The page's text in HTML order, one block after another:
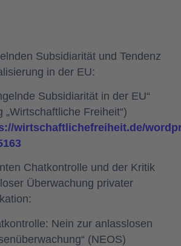
Subsidiarität und Tendenz
in der EU:
Subsidiarität in der EU“
„Wirtschaftliche Freiheit“)
wirtschaftlichefreiheit.de/
Chatkontrolle und der Kritik
Überwachung privater
Nein zur anlasslosen
(NEOS)